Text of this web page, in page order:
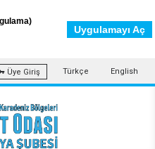
Üye Giriş Türkçe English
Uygulamayı Aç